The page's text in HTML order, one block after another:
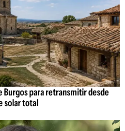
Burgos para retransmitir desde
solar total